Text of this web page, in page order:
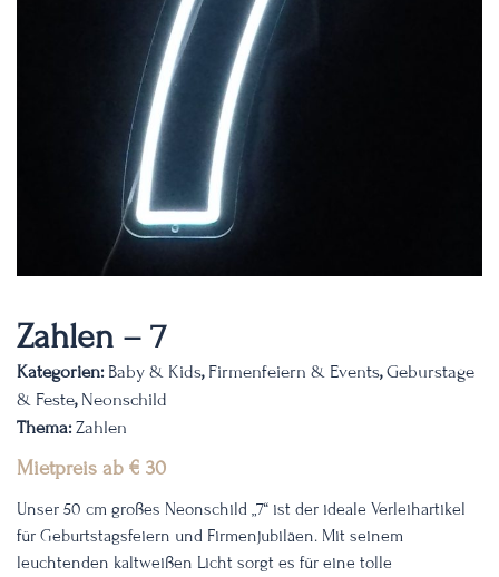
Zahlen – 7
Kategorien: Baby & Kids, Firmenfeiern & Events,Geburstage
& Feste, Neonschild
Thema: Zahlen
Mietpreis ab € 30
Unser 50 cm großes Neonschild „7“ ist der ideale Verleihartikel
für Geburtstagsfeiern und Firmenjubiläen. Mit seinem
leuchtenden kaltweißen Licht sorgt es für eine tolle